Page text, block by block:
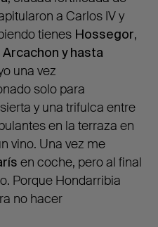
a Carlos IV y
tienes Hossegor,
y hasta
una vez
solo para
y una trifulca entre
en la terraza en
vino. Una vez me
en coche, pero al final
Porque Hondarribia
no hacer